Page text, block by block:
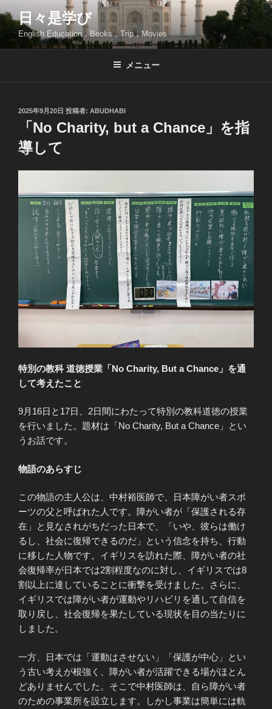
ン
ン
日々是学び
English Education，Books，Trip，Movies
メニュー
投
2025年9月20日 投稿者: ABUDHABI
「No Charity, but a Chance」を指
導して
特別の教科 道徳授業「No Charity, But a Chance」を通
して考えたこと
9月16日と17日、2日間にわたって特別の教科道徳の授業
を行いました。題材は「No Charity, But a Chance」とい
うお話です。
物語のあらすじ
この物語の主人公は、中村裕医師で、日本障がい者スポ
ーツの父と呼ばれた人です。障がい者が「保護される存
在」と見なされがちだった日本で、「いや、彼らは働け
るし、社会に復帰できるのだ」という信念を持ち、行動
に移した人物です。イギリスを訪れた際、障がい者の社
会復帰率が日本では2割程度なのに対し、イギリスでは8
割以上に達していることに衝撃を受けました。さらに、
イギリスでは障がい者が運動やリハビリを通して自信を
取り戻し、社会復帰を果たしている現状を目の当たりに
しました。
一方、日本では「運動はさせない」「保護が中心」とい
う古い考えが根強く、障がい者が活躍できる場がほとん
どありませんでした。そこで中村医師は、自ら障がい者
のための事業所を設立します。しかし事業は簡単には軌